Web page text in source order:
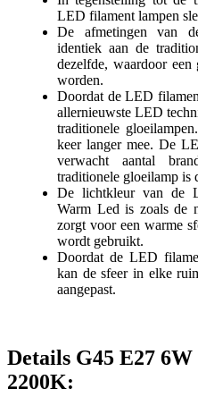
LED filament lampen
De afmetingen van
identiek aan de
dezelfde, waardoor
worden.
Doordat de LED
allernieuwste LED
traditionele
keer langer mee. De
verwacht aantal
traditionele gloeilamp is
De lichtkleur van de
Warm Led is zoals de
zorgt voor een warme
wordt gebruikt.
Doordat de LED
kan de sfeer in elke
aangepast.
Details G45 E27
2200K: